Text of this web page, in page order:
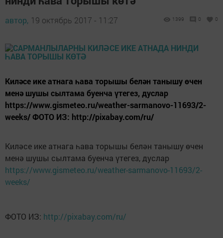
автор, 19 октябрь 2017 - 11:27 1399 0 0
Киләсе ике атнага һава торышы белән танышу өчен
менә шушы сылтама буенча үтегез, дуслар
https://www.gismeteo.ru/weather-sarmanovo-11693/2-
weeks/ ФОТО ИЗ: http://pixabay.com/ru/
Киләсе ике атнага һава торышы белән танышу өчен
менә шушы сылтама буенча үтегез, дуслар
https://www.gismeteo.ru/weather-sarmanovo-11693/2-
weeks/
ФОТО ИЗ: http://pixabay.com/ru/